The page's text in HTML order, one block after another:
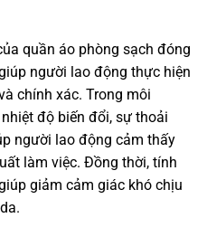
quần áo phòng sạch đóng
người lao động thực hiện
chính xác. Trong môi
độ biến đổi, sự thoải
người lao động cảm thấy
làm việc. Đồng thời, tính
giảm cảm giác khó chịu